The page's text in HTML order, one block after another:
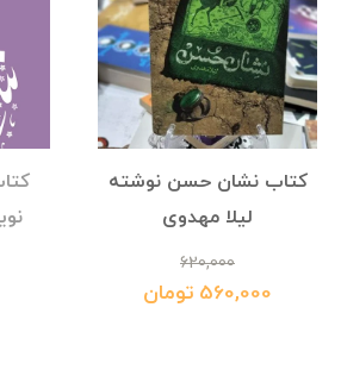
کتاب نشان حسن نوشته
لیلا مهدوی
620,000
560,000 تومان